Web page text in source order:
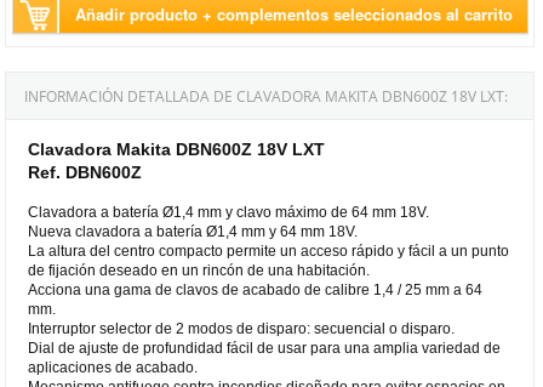
Añadir producto + complementos seleccionados al carrito
INFORMACIÓN DETALLADA DE CLAVADORA MAKITA DBN600Z 18V LXT:
Clavadora Makita DBN600Z 18V LXT
Ref. DBN600Z
Clavadora a batería Ø1,4 mm y clavo máximo de 64 mm 18V.
Nueva clavadora a batería Ø1,4 mm y 64 mm 18V.
La altura del centro compacto permite un acceso rápido y fácil a un punto
de fijación deseado en un rincón de una habitación.
Acciona una gama de clavos de acabado de calibre 1,4 / 25 mm a 64
mm.
Interruptor selector de 2 modos de disparo: secuencial o disparo.
Dial de ajuste de profundidad fácil de usar para una amplia variedad de
aplicaciones de acabado.